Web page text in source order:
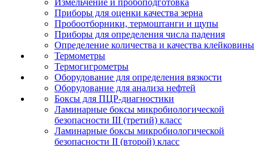
Измельчение и пробоподготовка
Приборы для оценки качества зерна
Пробоотборники, термоштанги и щупы
Приборы для определения числа падения
Определение количества и качества клейковины
Термометры
Термогигрометры
Оборудование для определения вязкости
Оборудование для анализа нефтей
Боксы для ПЦР-диагностики
Ламинарные боксы микробиологической
безопасности III (третий) класс
Ламинарные боксы микробиологической
безопасности II (второй) класс